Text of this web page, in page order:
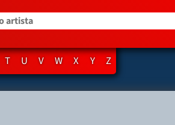
artista
T U V W X Y Z